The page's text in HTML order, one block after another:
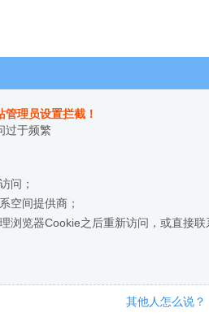
理员设置拦截！
过于频繁
问；
空间提供商；
浏览器Cookie之后重新访问，或直接联
其他人怎么说？